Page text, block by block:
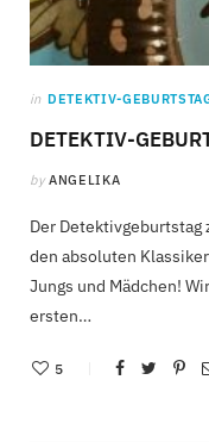
in DETEKTIV-
DETEKTIV-
by ANGELIKA
Der Detektivgeburtstag
den absoluten
Jungs und Mädchen!
ersten…
5